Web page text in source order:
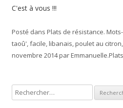
C'est à vous !!!
Posté dans Plats de résistance.
taoû',facile,libanais,poulet au citron,
novembre 2014parEmmanuelle.
e